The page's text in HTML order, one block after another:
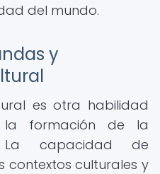
del mundo.
y
es otra habilidad
la formación de la
La capacidad de
culturales y